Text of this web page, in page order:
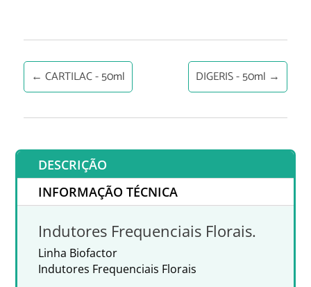
← CARTILAC - 50ml DIGERIS - 50ml →
DESCRIÇÃO
INFORMAÇÃO TÉCNICA
Indutores Frequenciais Florais.
Linha Biofactor
Indutores Frequenciais Florais